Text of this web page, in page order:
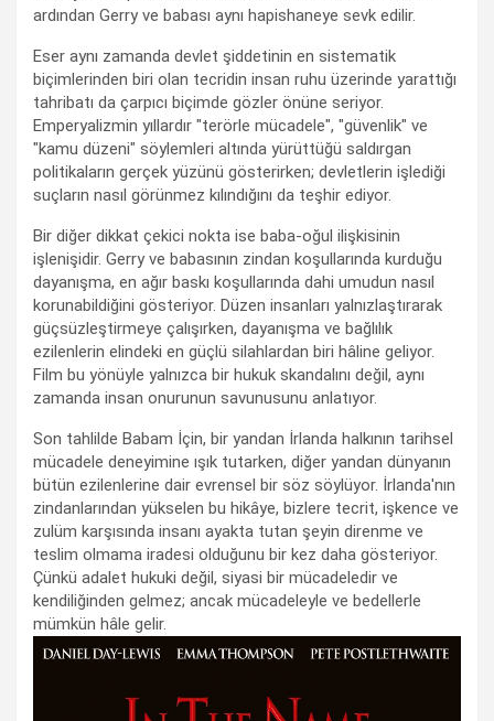
ardından Gerry ve babası aynı hapishaneye sevk edilir.
Eser aynı zamanda devlet şiddetinin en sistematik
biçimlerinden biri olan tecridin insan ruhu üzerinde yarattığı
tahribatı da çarpıcı biçimde gözler önüne seriyor.
Emperyalizmin yıllardır "terörle mücadele", "güvenlik" ve
"kamu düzeni" söylemleri altında yürüttüğü saldırgan
politikaların gerçek yüzünü gösterirken; devletlerin işlediği
suçların nasıl görünmez kılındığını da teşhir ediyor.
Bir diğer dikkat çekici nokta ise baba-oğul ilişkisinin
işlenişidir. Gerry ve babasının zindan koşullarında kurduğu
dayanışma, en ağır baskı koşullarında dahi umudun nasıl
korunabildiğini gösteriyor. Düzen insanları yalnızlaştırarak
güçsüzleştirmeye çalışırken, dayanışma ve bağlılık
ezilenlerin elindeki en güçlü silahlardan biri hâline geliyor.
Film bu yönüyle yalnızca bir hukuk skandalını değil, aynı
zamanda insan onurunun savunusunu anlatıyor.
Son tahlilde Babam İçin, bir yandan İrlanda halkının tarihsel
mücadele deneyimine ışık tutarken, diğer yandan dünyanın
bütün ezilenlerine dair evrensel bir söz söylüyor. İrlanda'nın
zindanlarından yükselen bu hikâye, bizlere tecrit, işkence ve
zulüm karşısında insanı ayakta tutan şeyin direnme ve
teslim olmama iradesi olduğunu bir kez daha gösteriyor.
Çünkü adalet hukuki değil, siyasi bir mücadeledir ve
kendiliğinden gelmez; ancak mücadeleyle ve bedellerle
mümkün hâle gelir.